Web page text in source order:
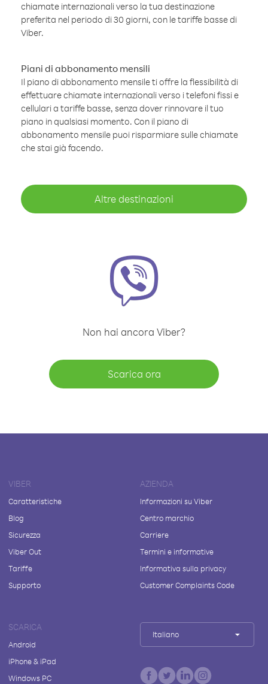
chiamate internazionali verso la tua destinazione
preferita nel periodo di 30 giorni, con le tariffe basse di
Viber.
Piani di abbonamento mensili
Il piano di abbonamento mensile ti offre la flessibilità di
effettuare chiamate internazionali verso i telefoni fissi e
cellulari a tariffe basse, senza dover rinnovare il tuo
piano in qualsiasi momento. Con il piano di
abbonamento mensile puoi risparmiare sulle chiamate
che stai già facendo.
Altre destinazioni
Non hai ancora Viber?
Scarica ora
VIBER
Caratteristiche
Blog
Sicurezza
Viber Out
Tariffe
Supporto
AZIENDA
Informazioni su Viber
Centro marchio
Carriere
Termini e informative
Informativa sulla privacy
Customer Complaints Code
SCARICA
Android
iPhone & iPad
Windows PC
Italiano